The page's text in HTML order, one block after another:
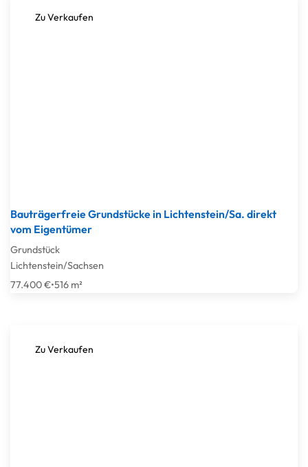
Zu Verkaufen
Bauträgerfreie Grundstücke in Lichtenstein/Sa. direkt
vom Eigentümer
Grundstück
Lichtenstein/Sachsen
77.400 €•516 m²
Zu Verkaufen